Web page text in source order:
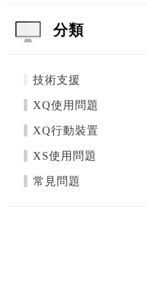
分類
技術支援
XQ使用問題
XQ行動裝置
XS使用問題
常見問題